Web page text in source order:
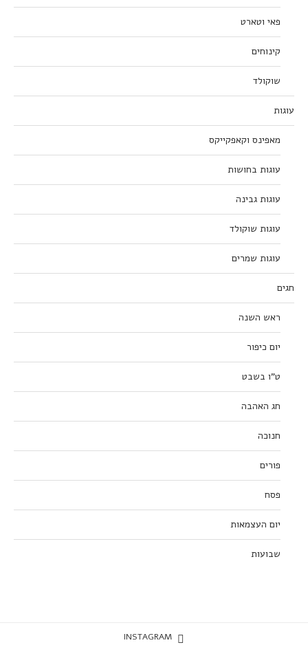
פאי וטארט
קינוחים
שוקולד
עוגות
מאפינס וקאפקייקס
עוגות בחושות
עוגות גבינה
עוגות שוקולד
עוגות שמרים
חגים
ראש השנה
יום כיפור
ט”ו בשבט
חג האהבה
חנוכה
פורים
פסח
יום העצמאות
שבועות
INSTAGRAM